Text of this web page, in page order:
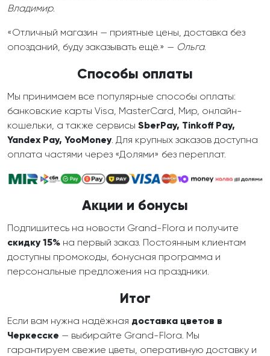
Владимир.
«Отличный магазин — приятные цены, доставка без
опозданий, буду заказывать ещё.» — Ольга.
Способы оплаты
Мы принимаем все популярные способы оплаты:
банковские карты Visa, MasterCard, Мир, онлайн-
кошельки, а также сервисы SberPay, Tinkoff Pay,
Yandex Pay, YooMoney. Для крупных заказов доступна
оплата частями через «Долями» без переплат.
Акции и бонусы
Подпишитесь на новости Grand-Flora и получите
скидку 15% на первый заказ. Постоянным клиентам
доступны промокоды, бонусная программа и
персональные предложения на праздники.
Итог
Если вам нужна надёжная доставка цветов в
Черкесске — выбирайте Grand-Flora. Мы
гарантируем свежие цветы, оперативную доставку и